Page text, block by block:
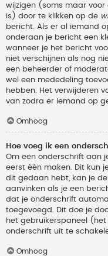
wijzigen (soms maar
is) door te klikken op de
bericht. Als er al iemand
onderaan je bericht een
wanneer je het bericht
niet verschijnen als nog
een beheerder of
wel een mededeling
hebben. Het verwijderen
van zodra er iemand op
Omhoog
Hoe voeg ik een
Om een onderschrift aan
eerst één maken. Dit kun
dit gedaan hebt, kan je
aanvinken als je een
dat je onderschrift
toegevoegd. Dit doe je
het gebruikerspaneel
onderschrift uit te
Omhoog